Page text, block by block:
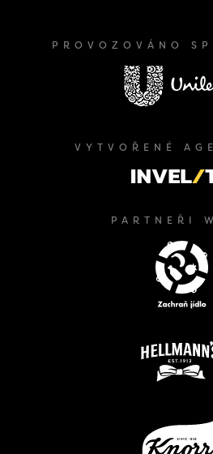
PROVOZOVÁNO
VYTVOŘENÉ
PARTNEŘI